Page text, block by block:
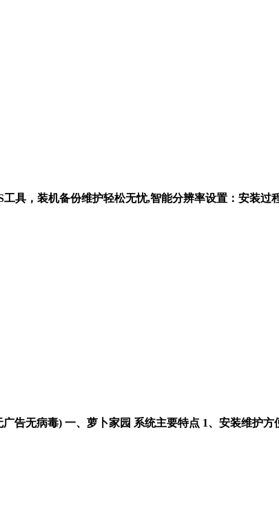
具，装机备份维护轻松无忧,智能分辨率设置：安装过
告无病毒) 一、萝卜家园 系统主要特点 1、安装维护